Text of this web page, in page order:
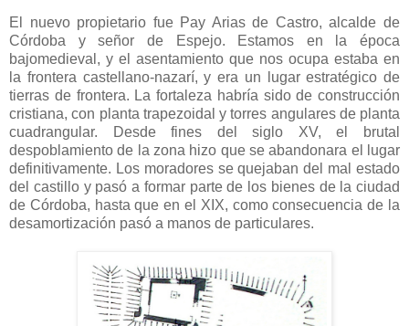
El nuevo propietario fue Pay Arias de Castro, alcalde de
Córdoba y señor de Espejo. Estamos en la época
bajomedieval, y el asentamiento que nos ocupa estaba en
la frontera castellano-nazarí, y era un lugar estratégico de
tierras de frontera. La fortaleza habría sido de construcción
cristiana, con planta trapezoidal y torres angulares de planta
cuadrangular. Desde fines del siglo XV, el brutal
despoblamiento de la zona hizo que se abandonara el lugar
definitivamente. Los moradores se quejaban del mal estado
del castillo y pasó a formar parte de los bienes de la ciudad
de Córdoba, hasta que en el XIX, como consecuencia de la
desamortización pasó a manos de particulares.